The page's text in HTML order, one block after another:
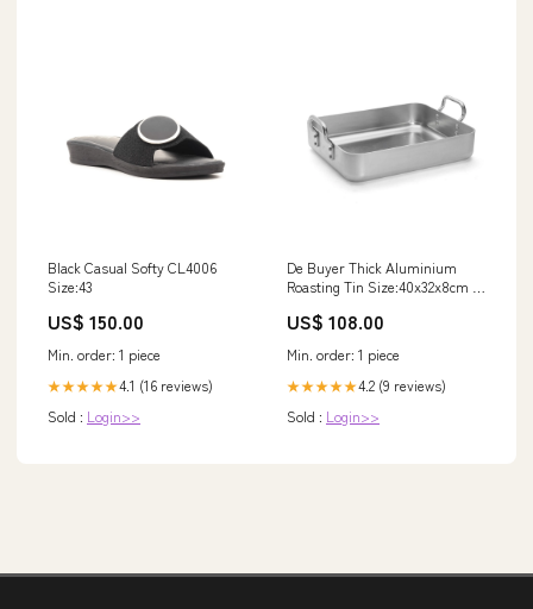
Black Casual Softy CL4006
Size:43
US$ 150.00
Min. order: 1 piece
★★★★★4.1 (16 reviews)
Sold : Login>>
De Buyer Thick Aluminium
Roasting Tin Size:40x32x8cm ;
US$ 108.00
Min. order: 1 piece
★★★★★4.2 (9 reviews)
Sold : Login>>